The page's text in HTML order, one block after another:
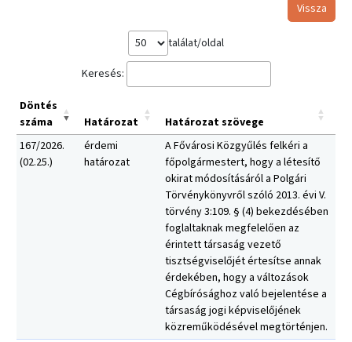
Vissza
találat/oldal
Keresés:
Döntés
száma
Határozat
Határozat szövege
167/2026.
(02.25.)
érdemi
határozat
A Fővárosi Közgyűlés felkéri a
főpolgármestert, hogy a létesítő
okirat módosításáról a Polgári
Törvénykönyvről szóló 2013. évi V.
törvény 3:109. § (4) bekezdésében
foglaltaknak megfelelően az
érintett társaság vezető
tisztségviselőjét értesítse annak
érdekében, hogy a változások
Cégbírósághoz való bejelentése a
társaság jogi képviselőjének
közreműködésével megtörténjen.